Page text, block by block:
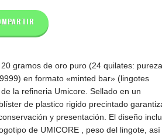
gramos de oro puro (24 quilates: pureza
en formato «minted bar» (lingotes
la refineria Umicore. Sellado en un
de plastico rigido precintado
y presentación. El diseño
de UMICORE , peso del lingote, así